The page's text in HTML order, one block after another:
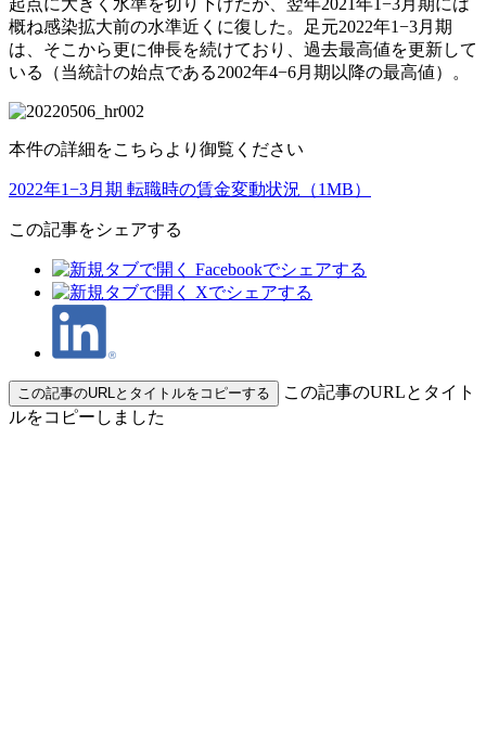
起点に大きく水準を切り下げたが、翌年2021年1−3月期には
概ね感染拡大前の水準近くに復した。足元2022年1−3月期
は、そこから更に伸長を続けており、過去最高値を更新して
いる（当統計の始点である2002年4−6月期以降の最高値）。
本件の詳細をこちらより御覧ください
2022年1−3月期 転職時の賃金変動状況（1MB）
この記事をシェアする
この記事のURLとタイトルをコピーする
この記事のURLとタイト
ルをコピーしました